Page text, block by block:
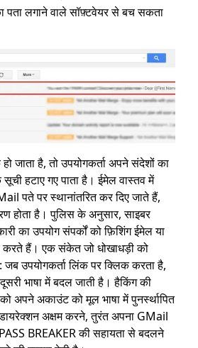
पता लगाने वाले सॉफ़्टवेयर से बच सकता
जाता है, तो उपयोगकर्ता अपने संदेशों का
हटाए गए पाता है। ईमेल वास्तव में
पते पर स्थानांतरित कर दिए जाते हैं,
होता है। पुलिस के अनुसार, साइबर
का उपयोग संपर्कों को फ़िशिंग ईमेल या
हैं। एक संकेत जो धोखाधड़ी को
उपयोगकर्ता लिंक पर क्लिक करता है,
भाषा में बदल जाती है। हैकिंग की
अपने अकाउंट को मूल भाषा में पुनर्स्थापित
अक्षम करने, तुरंत अपना GMail
BREAKER की सहायता से बदलने